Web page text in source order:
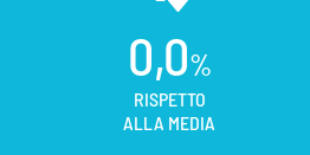
0,0%
RISPETTO
ALLA MEDIA